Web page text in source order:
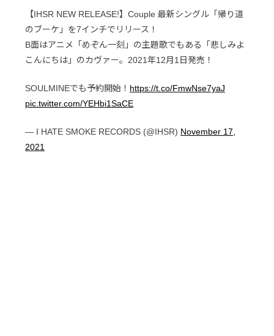
【IHSR NEW RELEASE!】Couple 最新シングル「帰り道
のブーケ」を7インチでリリース！
B面はアニメ「めぞん一刻」の主題歌でもある「悲しみよ
こんにちは」のカヴァー。2021年12月1日発売！
SOULMINEでも予約開始！ https://t.co/FmwNse7yaJ
pic.twitter.com/YEHbi1SaCE
— I HATE SMOKE RECORDS (@IHSR) November 17,
2021